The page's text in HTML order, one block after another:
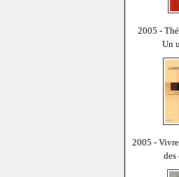
2005 -
Un
2005 -
des